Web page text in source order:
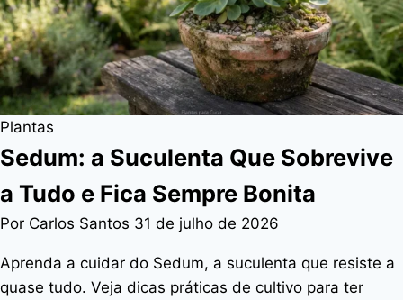
Plantas
Sedum: a Suculenta Que Sobrevive
a Tudo e Fica Sempre Bonita
Por Carlos Santos 31 de julho de 2026
Aprenda a cuidar do Sedum, a suculenta que resiste a
quase tudo. Veja dicas práticas de cultivo para ter